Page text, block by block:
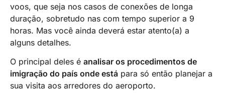
voos, que seja nos casos de conexões de longa
duração, sobretudo nas com tempo superior a 9
horas. Mas você ainda deverá estar atento(a) a
alguns detalhes.
O principal deles é analisar os procedimentos de
imigração do país onde está para só então planejar a
sua visita aos arredores do aeroporto.